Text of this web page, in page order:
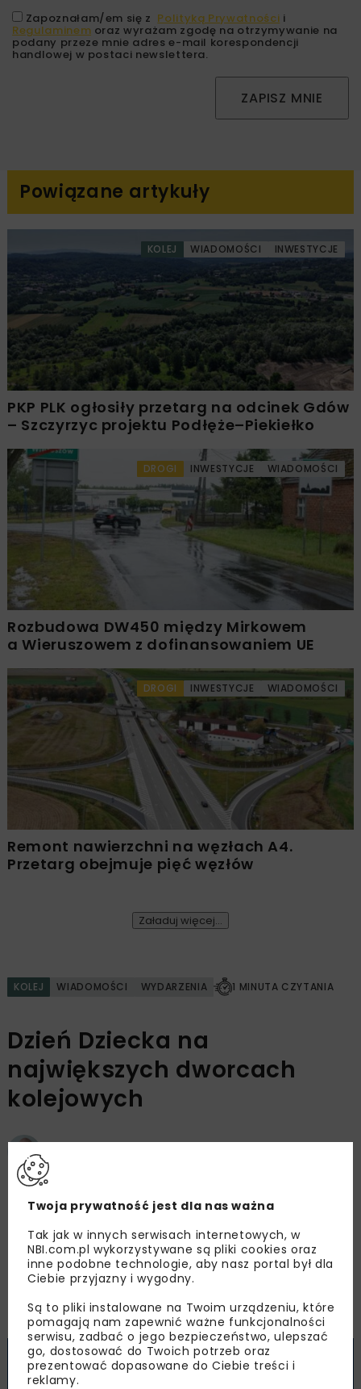
Zapoznałam/em się z Polityką Prywatności i
Regulaminem oraz wyrażam zgodę na otrzymywanie na
podany przeze mnie adres e-mail korespondencji
handlowej w postaci newslettera.
ZAPISZ MNIE
Powiązane artykuły
KOLEJ WIADOMOŚCI INWESTYCJE
PKP PLK ogłosiły przetarg na odcinek Gdów
– Szczyrzyc projektu Podłęże–Piekiełko
DROGI INWESTYCJE WIADOMOŚCI
Rozbudowa DW450 między Mirkowem
a Wieruszowem z dofinansowaniem UE
DROGI INWESTYCJE WIADOMOŚCI
Remont nawierzchni na węzłach A4.
Przetarg obejmuje pięć węzłów
Załaduj więcej...
KOLEJ WIADOMOŚCI WYDARZENIA 1 MINUTA CZYTANIA
Dzień Dziecka na
największych dworcach
kolejowych
OPUBLIKOWANO: 27.05.2026
Polskie Koleje Państwowe przygotowały akcję z
okazji Dnia Dziecka na wybranych dworcach
Premium. Atrakcje zaplanowano od 30 maja do 1
czerwca.
Twoja prywatność jest dla nas ważna
Tak jak w innych serwisach internetowych, w
NBI.com.pl wykorzystywane są pliki cookies oraz
inne podobne technologie, aby nasz portal był dla
Ciebie przyjazny i wygodny.
Są to pliki instalowane na Twoim urządzeniu, które
pomagają nam zapewnić ważne funkcjonalności
serwisu, zadbać o jego bezpieczeństwo, ulepszać
go, dostosować do Twoich potrzeb oraz
prezentować dopasowane do Ciebie treści i
reklamy.